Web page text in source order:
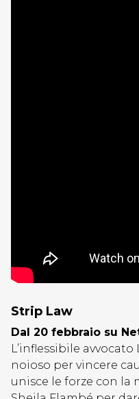
Strip Law
Dal 20 febbraio su
L’inflessibile
noioso per vincere
unisce le forze con la